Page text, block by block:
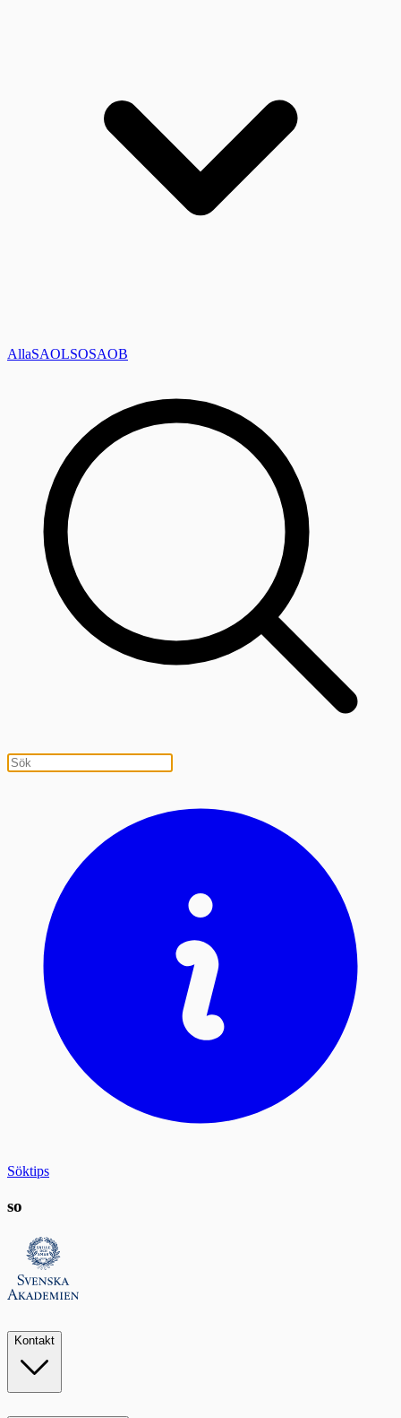
AllaSAOLSOSAOB
Söktips
so
Kontakt